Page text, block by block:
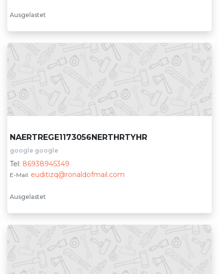
Ausgelastet
NAERTREGE1173056NERTHRTYHR
google google
Tel: 86938945349
E-Mail: euditizq@ronaldofmail.com
Ausgelastet